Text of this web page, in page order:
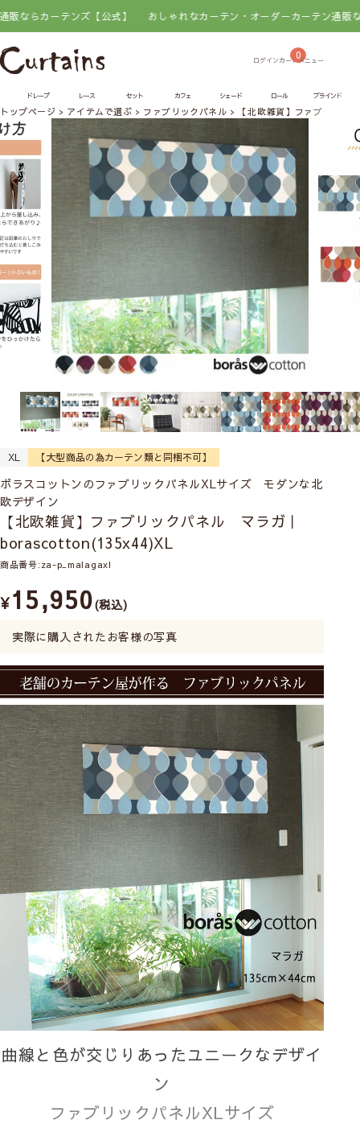
カーテンズ【公式】 おしゃれなカーテン・オーダーカーテン通販なら
0
ドレープ レース セット カフェ シェード ロール ブラインド
トップページ アイテムで選ぶ ファブリックパネル 【北欧雑貨】ファブリッ
XL 【大型商品の為カーテン類と同梱不可】
ボラスコットンのファブリックパネルXLサイズ モダンな北
欧デザイン
【北欧雑貨】ファブリックパネル マラガ｜
borascotton(135x44)XL
商品番号 za-p_malagaxl
¥15,950 税込
実際に購入されたお客様の写真
曲線と色が交じりあったユニークなデザイ
ン
ファブリックパネルXLサイズ